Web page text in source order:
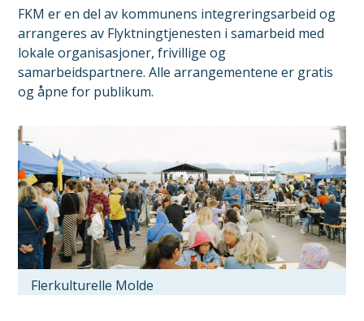
FKM er en del av kommunens integreringsarbeid og
arrangeres av Flyktningtjenesten i samarbeid med
lokale organisasjoner, frivillige og
samarbeidspartnere. Alle arrangementene er gratis
og åpne for publikum.
Flerkulturelle Molde